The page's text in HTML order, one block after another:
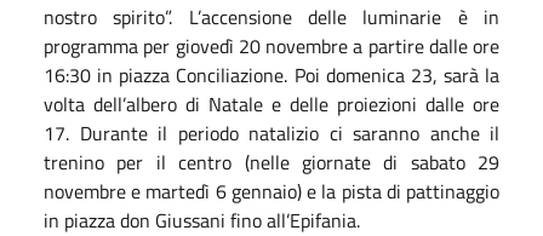
nostro spirito”. L’accensione delle luminarie è in
programma per giovedì 20 novembre a partire dalle ore
16:30 in piazza Conciliazione. Poi domenica 23, sarà la
volta dell’albero di Natale e delle proiezioni dalle ore
17. Durante il periodo natalizio ci saranno anche il
trenino per il centro (nelle giornate di sabato 29
novembre e martedì 6 gennaio) e la pista di pattinaggio
in piazza don Giussani fino all’Epifania.